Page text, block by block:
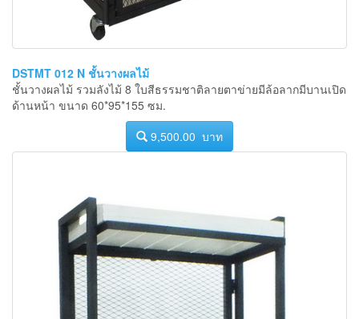
DSTMT 012 N ชั้นวางผลไม้
ชั้นวางผลไม้ รวมลังไม้ 8 ใบสีธรรมชาติลายตาข่ายมีล้อลากมีบานเปิด
ด้านหน้า ขนาด 60*95*155 ซม.
9,500.00 บาท